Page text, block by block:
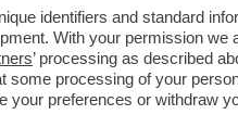
identifiers and standard
With your permission we
’ processing as described
processing of your
your preferences or withdraw